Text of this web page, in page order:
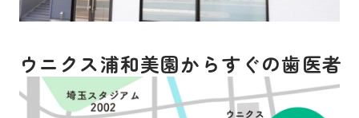
ウニクス浦和美園からすぐの歯医者